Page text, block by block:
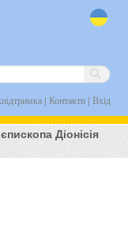
| Контакти| Вхід
Діонісія